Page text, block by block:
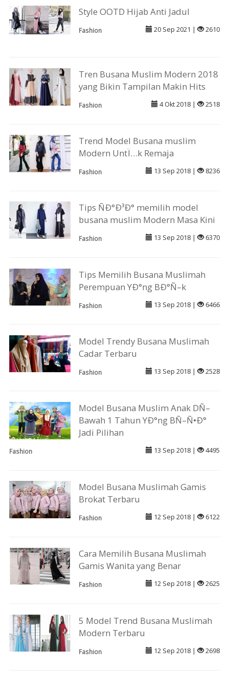
Style OOTD Hijab Anti Jadul
Fashion 20 Sep 2021 | 2610
Tren Busana Muslim Modern 2018
yang Bikin Tampilan Makin Hits
Fashion 4 Okt 2018 | 2518
Trend Model Busana muslim
Modern UntÏ…k Remaja
Fashion 13 Sep 2018 | 8236
Tips ÑÐ°Ð³Ð° memilih model
busana muslim Modern Masa Kini
Fashion 13 Sep 2018 | 6370
Tips Memilih Busana Muslimah
Perempuan YÐ°ng BÐ°Ñ–k
Fashion 13 Sep 2018 | 6466
Model Trendy Busana Muslimah
Cadar Terbaru
Fashion 13 Sep 2018 | 2528
Model Busana Muslim Anak DÑ–
Bawah 1 Tahun YÐ°ng BÑ–Ñ•Ð°
Jadi Pilihan
Fashion 13 Sep 2018 | 4495
Model Busana Muslimah Gamis
Brokat Terbaru
Fashion 12 Sep 2018 | 6122
Cara Memilih Busana Muslimah
Gamis Wanita yang Benar
Fashion 12 Sep 2018 | 2625
5 Model Trend Busana Muslimah
Modern Terbaru
Fashion 12 Sep 2018 | 2698